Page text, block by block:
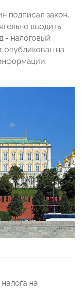
подписал закон,
вводить
- налоговый
опубликован на
на